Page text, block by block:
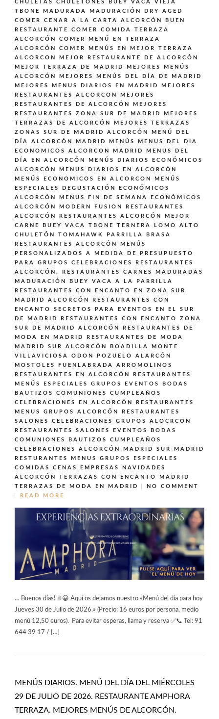
CHULETAS CHULETONES BUEY VACA VIEJA
TBONE MADURADA MADURACIÓN DRY AGED
COMER CENAR A LA CARTA ALCORCÓN BUEN
RESTAURANTE
COMER COMIDA TERRAZA
ALCORCÓN
COMER MENÚ EN TERRAZA
ALCORCÓN
COMER MENÚS EN MEJOR TERRAZA
ALCORCON
MEJOR RESTAURANTE DE ALCORCÓN
MEJOR TERRAZA DE MADRID
MEJORES MENÚS
ALCORCÓN
MEJORES MENÚS DEL DÍA DE MADRID
MEJORES MENUS DIARIOS EN MADRID
MEJORES
RESTAURANTES ALCORCON
MEJORES
RESTAURANTES DE ALCORCÓN
MEJORES
RESTAURANTES ZONA SUR DE MADRID
MEJORES
TERRAZAS DE ALCORCÓN
MEJORES TERRAZAS
ZONAS SUR DE MADRID ALCORCÓN
MENÚ DEL
DÍA ALCORCÓN MADRID
MENÚS
MENUS DEL DIA
ECONOMICOS ALCORCON MADRID
MENUS DEL
DÍA EN ALCORCÓN
MENÚS DIARIOS ECONÓMICOS
ALCORCÓN
MENUS DIARIOS EN ALCORCÓN
MENÚS ECONOMICOS EN ALCORCON
MENÚS
ESPECIALES DEGUSTACIÓN ECONÓMICOS
ALCORCÓN
MENUS FIN DE SEMANA ECONÓMICOS
ALCORCÓN
MODERN FUSION
RESTAURANTES
ALCORCÓN
RESTAURANTES ALCORCÓN MEJOR
CARNE BUEY VACA TBONE TERNERA LOMO ALTO
CHULETÓN TOMAHAWK PARRILLA BRASA
RESTAURANTES ALCORCÓN MENÚS
PERSONALIZADOS A MEDIDA DE PRESUPUESTO
PARA GRUPOS CELEBRACIONES
RESTAURANTES
ALCORCÓN,
RESTAURANTES CARNES MADURADAS
MADURACIÓN BUEY VACA A LA PARRILLA
RESTAURANTES CON ENCANTO EN ZONA SUR
MADRID ALCORCÓN
RESTAURANTES CON
ENCANTO SECRETOS PARA EVENTOS EN EL SUR
DE MADRID
RESTAURANTES CON ENCANTO ZONA
SUR DE MADRID ALCORCÓN
RESTAURANTES DE
MODA EN MADRID
RESTAURANTES DE MODA
MADRID SUR ALCORCÓN BOADILLA MONTE
VILLAVICIOSA ODON POZUELO ALARCÓN
MOSTOLES FUENLABRADA ARROMOLINOS
RESTAURANTES EN ALCORCÓN
RESTAURANTES
MENÚS ESPECIALES GRUPOS EVENTOS BODAS
BAUTIZOS COMUNIONES CUMPLEAÑOS
CELEBRACIONES EN ALCORCÓN
RESTAURANTES
MENUS GRUPOS ALCORCÓN
RESTAURANTES
SALONES CELEBRACIONES GRUPOS ALOCRCON
RESTAURANTES SALONES EVENTOS BODAS
COMUNIONES BAUTIZOS CUMPLEAÑOS
CELEBRACIONES ALCORCÓN MADRID SUR MADRID
RESTURANTES MENUS GRUPOS ESPECIALES
COMIDAS CENAS EMPRESAS NAVIDADES
ALCORCÓN
TERRAZAS CON ENCANTO MADRID
TERRAZAS DE MODA EN MADRID
NO COMMENT
READ MORE
… Buenos días! ☀️😀 Aquí os dejamos nuestro «Menú del día para hoy
Jueves 30 de Julio de 2026.» (Precio: 16 euros por persona, medio
menú 12,50 euros). Para evitar esperas, llama y reserva ✅📞 Tel: 91
644 39 17 / […]
MENÚS DIARIOS. MENÚ DEL DÍA DEL MIÉRCOLES
29 DE JULIO DE 2026. RESTAURANTE AMPHORA
TERRAZA. MEJORES MENÚS DE ALCORCÓN.